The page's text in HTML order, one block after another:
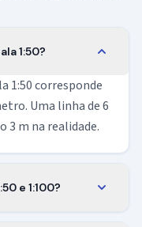
1:50?
1:50 corresponde
Uma linha de 6
m na realidade.
e 1:100?